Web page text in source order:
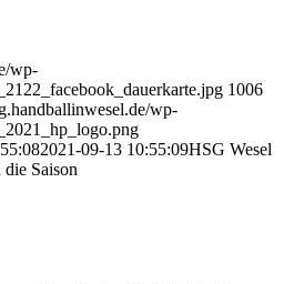
wp-
1006
wp-
2021-09-13 10:55:09HSG We­sel
Sai­son